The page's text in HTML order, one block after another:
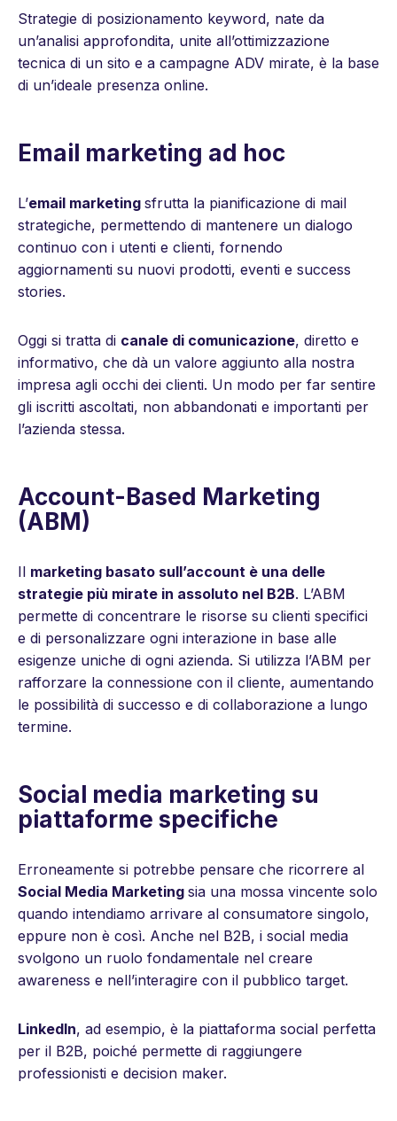
Strategie di posizionamento keyword, nate da
un’analisi approfondita, unite all’ottimizzazione
tecnica di un sito e a campagne ADV mirate, è la base
di un’ideale presenza online.
Email marketing ad hoc
L’email marketing sfrutta la pianificazione di mail
strategiche, permettendo di mantenere un dialogo
continuo con i utenti e clienti, fornendo
aggiornamenti su nuovi prodotti, eventi e success
stories.
Oggi si tratta di canale di comunicazione, diretto e
informativo, che dà un valore aggiunto alla nostra
impresa agli occhi dei clienti. Un modo per far sentire
gli iscritti ascoltati, non abbandonati e importanti per
l’azienda stessa.
Account-Based Marketing
(ABM)
Il marketing basato sull’account è una delle
strategie più mirate in assoluto nel B2B. L’ABM
permette di concentrare le risorse su clienti specifici
e di personalizzare ogni interazione in base alle
esigenze uniche di ogni azienda. Si utilizza l’ABM per
rafforzare la connessione con il cliente, aumentando
le possibilità di successo e di collaborazione a lungo
termine.
Social media marketing su
piattaforme specifiche
Erroneamente si potrebbe pensare che ricorrere al
Social Media Marketing sia una mossa vincente solo
quando intendiamo arrivare al consumatore singolo,
eppure non è così. Anche nel B2B, i social media
svolgono un ruolo fondamentale nel creare
awareness e nell’interagire con il pubblico target.
LinkedIn, ad esempio, è la piattaforma social perfetta
per il B2B, poiché permette di raggiungere
professionisti e decision maker.